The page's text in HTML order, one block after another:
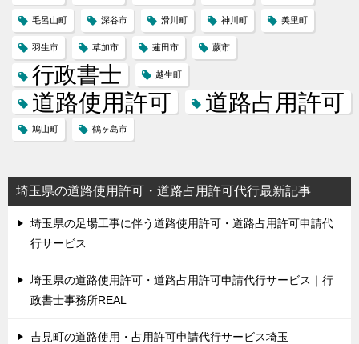
毛呂山町 深谷市 滑川町 神川町 美里町
羽生市 草加市 蓮田市 蕨市
行政書士 越生町
道路使用許可 道路占用許可
鳩山町 鶴ヶ島市
埼玉県の道路使用許可・道路占用許可代行最新記事
埼玉県の足場工事に伴う道路使用許可・道路占用許可申請代
行サービス
埼玉県の道路使用許可・道路占用許可申請代行サービス｜行
政書士事務所REAL
吉見町の道路使用・占用許可申請代行サービス埼玉